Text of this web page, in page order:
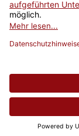
Newsletter